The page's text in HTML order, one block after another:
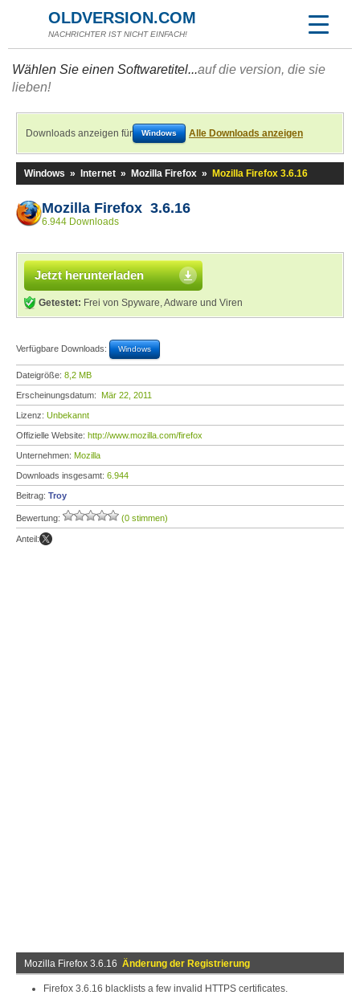
OLDVERSION.COM
NACHRICHTER IST NICHT EINFACH!
Wählen Sie einen Softwaretitel...auf die version, die sie
lieben!
Downloads anzeigen für Windows Alle Downloads anzeigen
Windows » Internet » Mozilla Firefox » Mozilla Firefox 3.6.16
Mozilla Firefox 3.6.16
6.944 Downloads
Jetzt herunterladen
Getestet: Frei von Spyware, Adware und Viren
Verfügbare Downloads: Windows
Dateigröße: 8,2 MB
Erscheinungsdatum: Mär 22, 2011
Lizenz: Unbekannt
Offizielle Website: http://www.mozilla.com/firefox
Unternehmen: Mozilla
Downloads insgesamt: 6.944
Beitrag: Troy
Bewertung: (0 stimmen)
Anteil:
Mozilla Firefox 3.6.16 Änderung der Registrierung
Firefox 3.6.16 blacklists a few invalid HTTPS certificates.